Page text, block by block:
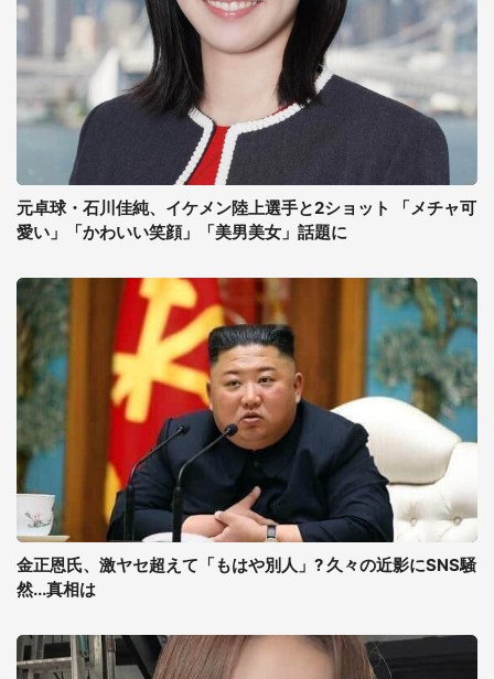
元卓球・石川佳純、イケメン陸上選手と2ショット 「メチャ可
愛い」「かわいい笑顔」「美男美女」話題に
金正恩氏、激ヤセ超えて「もはや別人」? 久々の近影にSNS騒
然...真相は